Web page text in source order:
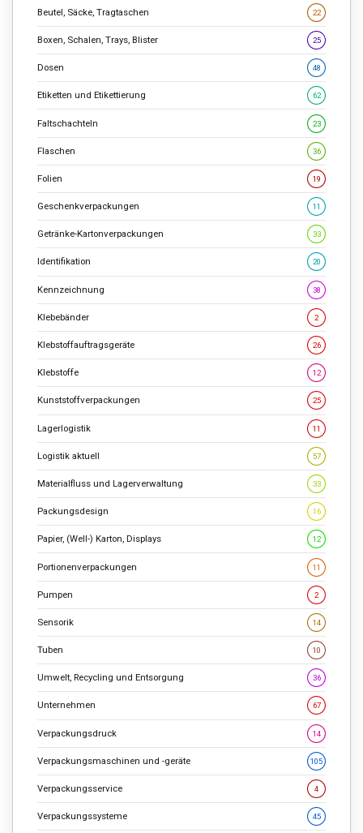
Beutel, Säcke, Tragtaschen 22
Boxen, Schalen, Trays, Blister 25
Dosen 48
Etiketten und Etikettierung 62
Faltschachteln 23
Flaschen 36
Folien 19
Geschenkverpackungen 11
Getränke-Kartonverpackungen 33
Identifikation 20
Kennzeichnung 38
Klebebänder 2
Klebstoffauftragsgeräte 26
Klebstoffe 12
Kunststoffverpackungen 25
Lagerlogistik 11
Logistik aktuell 57
Materialfluss und Lagerverwaltung 33
Packungsdesign 16
Papier, (Well-) Karton, Displays 12
Portionenverpackungen 11
Pumpen 2
Sensorik 14
Tuben 10
Umwelt, Recycling und Entsorgung 36
Unternehmen 67
Verpackungsdruck 14
Verpackungsmaschinen und -geräte 105
Verpackungsservice 4
Verpackungssysteme 45